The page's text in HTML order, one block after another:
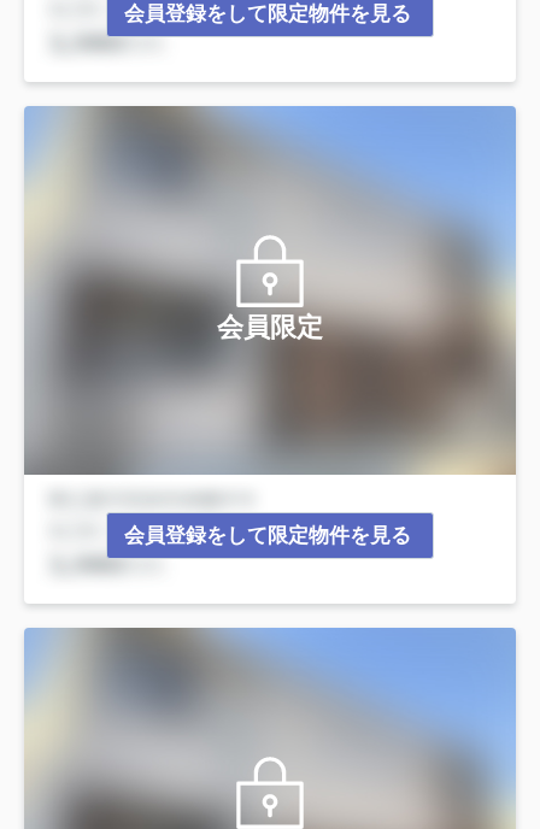
会員登録をして限定物件を見る
会員限定
会員登録をして限定物件を見る